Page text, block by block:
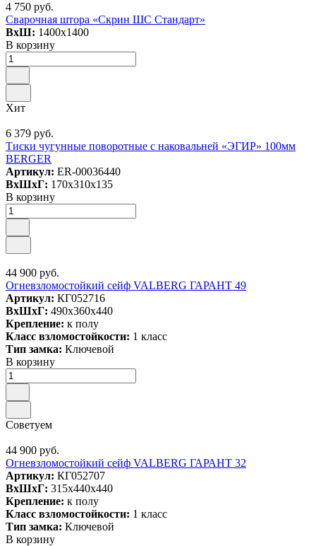
4 750 руб.
Сварочная штора «Скрин ШС Стандарт»
ВxШ: 1400x1400
В корзину
Хит
6 379 руб.
Тиски чугунные поворотные с наковальней «ЭГИР» 100мм
BERGER
Артикул: ER-00036440
ВxШxГ: 170x310x135
В корзину
44 900 руб.
Огневзломостойкий сейф VALBERG ГАРАНТ 49
Артикул: КГ052716
ВxШxГ: 490x360x440
Крепление: к полу
Класс взломостойкости: 1 класс
Тип замка: Ключевой
В корзину
Советуем
44 900 руб.
Огневзломостойкий сейф VALBERG ГАРАНТ 32
Артикул: КГ052707
ВxШxГ: 315x440x440
Крепление: к полу
Класс взломостойкости: 1 класс
Тип замка: Ключевой
В корзину